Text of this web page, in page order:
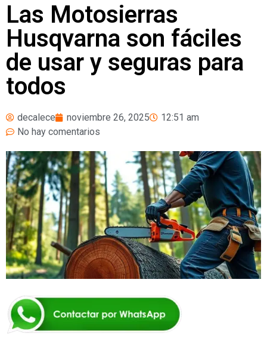
Las Motosierras
Husqvarna son fáciles
de usar y seguras para
todos
decalece noviembre 26, 2025
12:51 am
No hay comentarios